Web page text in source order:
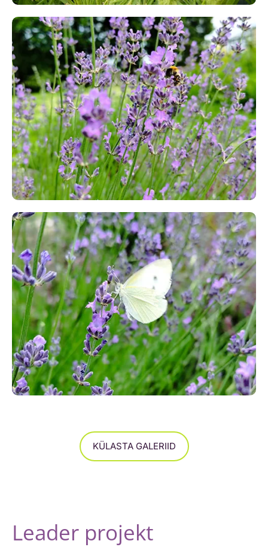
KÜLASTA GALERIID
Leader projekt